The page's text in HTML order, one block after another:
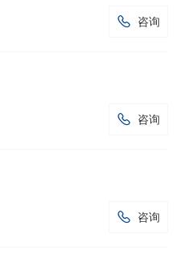
 咨询
 咨询
 咨询